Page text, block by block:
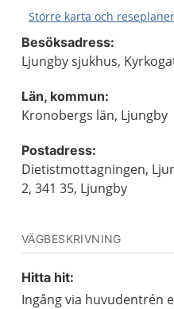
Större karta och
Besöksadress:
Ljungby sjukhus,
Län, kommun:
Kronobergs län, Ljungby
Postadress:
Dietistmottagningen,
2, 341 35, Ljungby
VÄGBESKRIVNING
Hitta hit:
Ingång via huvudentrén